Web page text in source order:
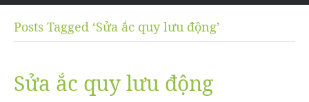
Posts Tagged ‘Sửa ắc quy lưu động’
Sửa ắc quy lưu động